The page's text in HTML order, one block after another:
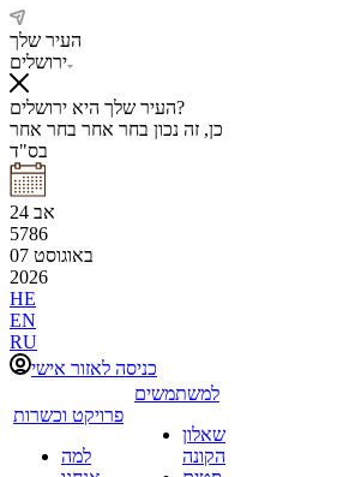
העיר שלך
ירושלים
העיר שלך היא ירושלים?
כן, זה נכון בחר אחר בחר אחר
בס"ד
24 אב
5786
07 באוגוסט
2026
HE
EN
RU
כניסה לאזור אישי
פרויקט וכשרות
למה
למשתמשים
שאלון
הקונה